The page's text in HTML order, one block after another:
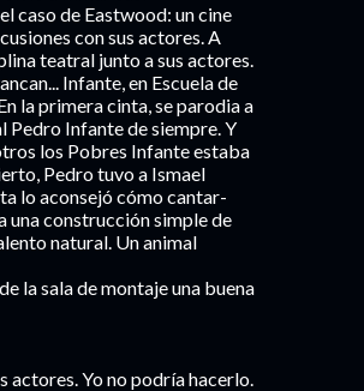
caso de Eastwood: un cine
con sus actores. A
teatral junto a sus actores.
Infante, en Escuela de
la primera cinta, se parodia a
Pedro Infante de siempre. Y
los Pobres Infante estaba
Pedro tuvo a Ismael
lo aconsejó cómo cantar-
una construcción simple de
natural. Un animal
la sala de montaje una buena
actores. Yo no podría hacerlo.